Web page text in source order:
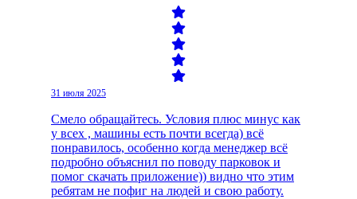
31 июля 2025
Смело обращайтесь. Условия плюс минус как
у всех , машины есть почти всегда) всё
понравилось, особенно когда менеджер всё
подробно объяснил по поводу парковок и
помог скачать приложение)) видно что этим
ребятам не пофиг на людей и свою работу.